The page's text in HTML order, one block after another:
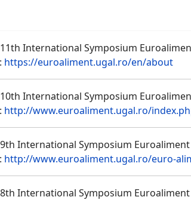
International Symposium
https://euroaliment.ugal.ro/en/about
International Symposium
http://www.euroaliment.ugal.ro/
International Symposium
http://www.euroaliment.ugal.ro/euro-
International Symposium Euroaliment